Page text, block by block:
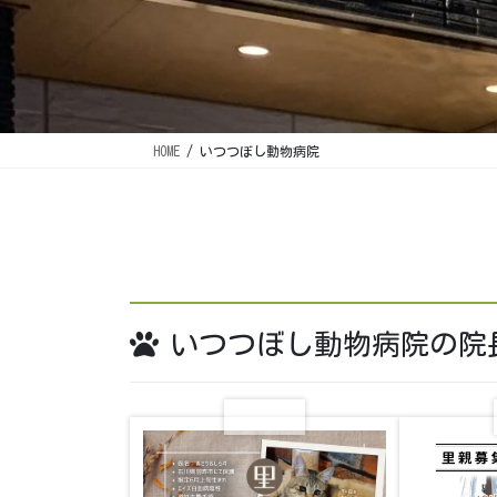
HOME いつつぼし動物病院
いつつぼし動物病院の院